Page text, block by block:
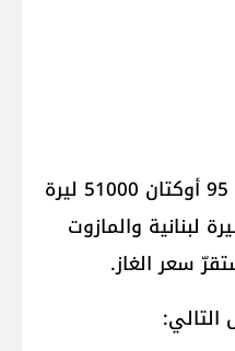
انخفض سعر صفيحة البنزين 95 أوكتان 51000 ليرة
و98 أوكتان 52000 ليرة لبنانية والمازوت